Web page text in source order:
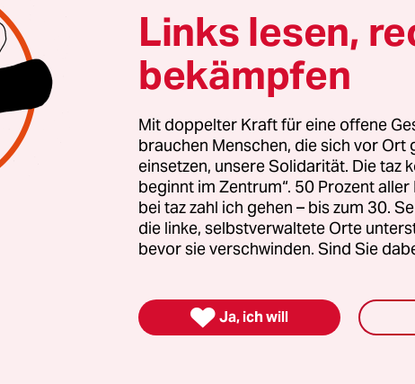
bei der Sondersitzung des UN-Sicherheitsrates am
in New York mit einer
Afrika auf den Russland-Ukraine-Konflikt
die Rede an dieser Stelle. Mit dem
der russische UN-Botschafter Vasily Nebenzya
UN-Sicherheitsrates rotiert monatlich unter
Im Februar hat Russland den Vorsitz inne.
Links lesen,
bekämpfen
Mit doppelter Kraft für eine offene
brauchen Menschen, die sich vor
einsetzen, unsere Solidarität. Die taz
beginnt im Zentrum“. 50 Prozent
bei taz zahl ich gehen – bis zum 30.
die linke, selbstverwaltete Orte
bevor sie verschwinden. Sind Sie
 Ja, ich will